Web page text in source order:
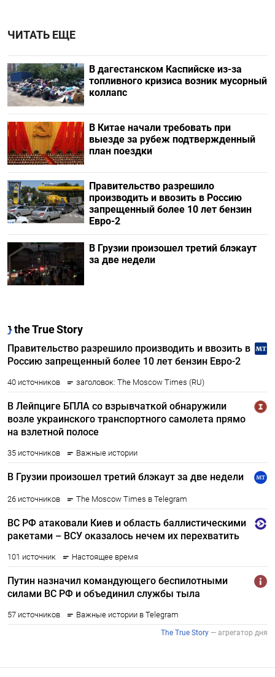
ЧИТАТЬ ЕЩЕ
В дагестанском Каспийске из-за
топливного кризиса возник мусорный
коллапс
В Китае начали требовать при
выезде за рубеж подтвержденный
план поездки
Правительство разрешило
производить и ввозить в Россию
запрещенный более 10 лет бензин
Евро-2
В Грузии произошел третий блэкаут
за две недели